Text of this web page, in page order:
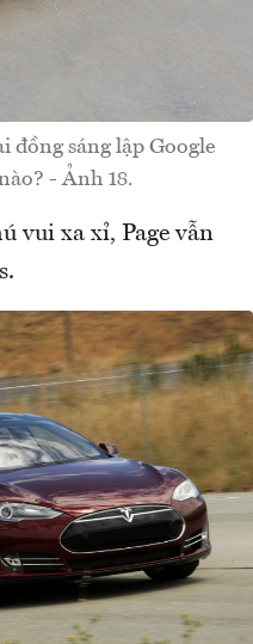
đồng sáng lập Google
- Ảnh 18.
vui xa xỉ, Page vẫn